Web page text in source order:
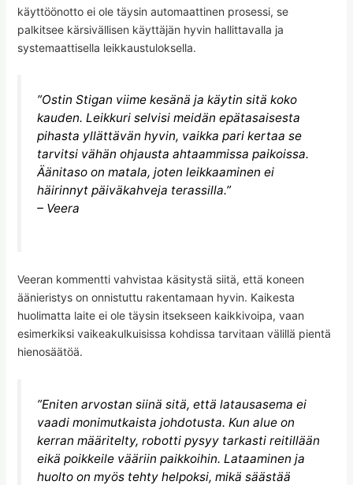
käyttöönotto ei ole täysin automaattinen prosessi, se
palkitsee kärsivällisen käyttäjän hyvin hallittavalla ja
systemaattisella leikkaustuloksella.
”Ostin Stigan viime kesänä ja käytin sitä koko
kauden. Leikkuri selvisi meidän epätasaisesta
pihasta yllättävän hyvin, vaikka pari kertaa se
tarvitsi vähän ohjausta ahtaammissa paikoissa.
Äänitaso on matala, joten leikkaaminen ei
häirinnyt päiväkahveja terassilla.”
– Veera
Veeran kommentti vahvistaa käsitystä siitä, että koneen
äänieristys on onnistuttu rakentamaan hyvin. Kaikesta
huolimatta laite ei ole täysin itsekseen kaikkivoipa, vaan
esimerkiksi vaikeakulkuisissa kohdissa tarvitaan välillä pientä
hienosäätöä.
”Eniten arvostan siinä sitä, että latausasema ei
vaadi monimutkaista johdotusta. Kun alue on
kerran määritelty, robotti pysyy tarkasti reitillään
eikä poikkeile vääriin paikkoihin. Lataaminen ja
huolto on myös tehty helpoksi, mikä säästää